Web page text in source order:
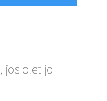
, jos olet jo